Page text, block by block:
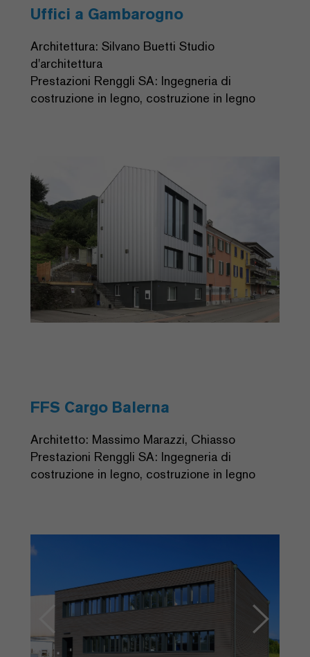
Uffici a Gambarogno
Architettura: Silvano Buetti Studio
d'architettura
Prestazioni Renggli SA: Ingegneria di
costruzione in legno, costruzione in legno
FFS Cargo Balerna
Architetto: Massimo Marazzi, Chiasso
Prestazioni Renggli SA: Ingegneria di
costruzione in legno, costruzione in legno